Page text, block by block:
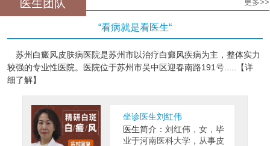
医生团队 更多>>
“看病就是看医生“
苏州白癜风皮肤病医院是苏州市以治疗白癜风疾病为主，整体实力
较强的专业性医院。医院位于苏州市吴中区迎春南路191号.....【详
细了解】
坐诊医生刘红伟
医生简介： 刘红伟，女，毕
业于河南医科大学，从事皮